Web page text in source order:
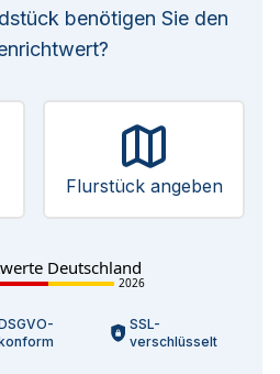
benötigen Sie den
Flurstück angeben
Deutschland
2026
SSL-
verschlüsselt